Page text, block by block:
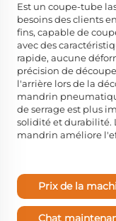
Est un coupe-tube
besoins des clients
fins, capable de
avec des
rapide, aucune
précision de
l'arrière lors de la
mandrin
de serrage est plus
solidité et durabilité.
mandrin améliore
Prix de la
Chat